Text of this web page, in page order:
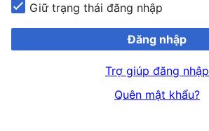
Giữ trạng thái đăng nhập
Đăng nhập
Trợ giúp đăng nhập
Quên mật khẩu?